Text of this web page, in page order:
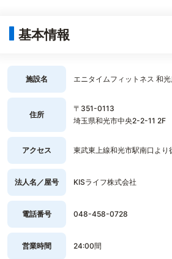
基本情報
施設名 エニタイムフィットネス 和
住所
〒351-0113
埼玉県和光市中央2-2-11 2F
アクセス 東武東上線和光市駅南口より
法人名／屋号 KISライフ株式会社
電話番号 048-458-0728
営業時間 24:00間